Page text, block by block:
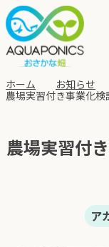
ホーム
お知らせ
農場実習付き事業化
農場実習付
ア